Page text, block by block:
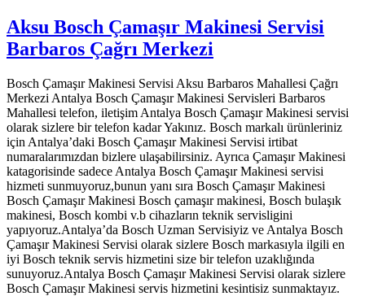
Aksu Bosch Çamaşır Makinesi Servisi
Barbaros Çağrı Merkezi
Bosch Çamaşır Makinesi Servisi Aksu Barbaros Mahallesi Çağrı
Merkezi Antalya Bosch Çamaşır Makinesi Servisleri Barbaros
Mahallesi telefon, iletişim Antalya Bosch Çamaşır Makinesi servisi
olarak sizlere bir telefon kadar Yakınız. Bosch markalı ürünleriniz
için Antalya’daki Bosch Çamaşır Makinesi Servisi irtibat
numaralarımızdan bizlere ulaşabilirsiniz. Ayrıca Çamaşır Makinesi
katagorisinde sadece Antalya Bosch Çamaşır Makinesi servisi
hizmeti sunmuyoruz,bunun yanı sıra Bosch Çamaşır Makinesi
Bosch Çamaşır Makinesi Bosch çamaşır makinesi, Bosch bulaşık
makinesi, Bosch kombi v.b cihazların teknik servisligini
yapıyoruz.Antalya’da Bosch Uzman Servisiyiz ve Antalya Bosch
Çamaşır Makinesi Servisi olarak sizlere Bosch markasıyla ilgili en
iyi Bosch teknik servis hizmetini size bir telefon uzaklığında
sunuyoruz.Antalya Bosch Çamaşır Makinesi Servisi olarak sizlere
Bosch Çamaşır Makinesi servis hizmetini kesintisiz sunmaktayız.